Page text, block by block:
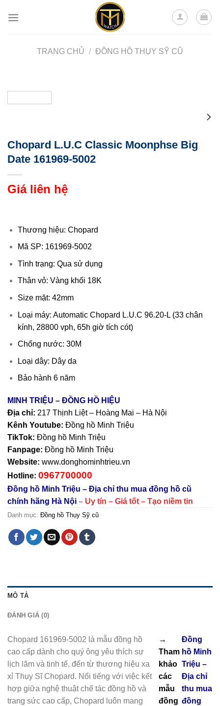
TRANG CHỦ / ĐỒNG HỒ THỤY SỸ CŨ
Chopard L.U.C Classic Moonphse Big
Date 161969-5002
Giá liên hệ
Thương hiệu: Chopard
Mã SP: 161969-5002
Tình trạng: Qua sử dụng
Thân vỏ: Vàng khối 18K
Size mặt: 42mm
Loại máy: Automatic Chopard L.U.C 96.20-L (33 chân
kính, 28800 vph, 65h giờ tích cót)
Chống nước: 30M
Loại dây: Dây da
Bảo hành 6 năm
MINH TRIỆU – ĐỒNG HỒ HIỆU
Địa chỉ: 217 Thịnh Liệt – Hoàng Mai – Hà Nội
Kênh Youtube: Đồng hồ Minh Triệu
TikTok: Đồng hồ Minh Triệu
Fanpage: Đồng hồ Minh Triệu
Website: www.donghominhtrieu.vn
Hotline: 0967700000
Đồng hồ Minh Triệu – Địa chỉ thu mua đồng hồ cũ
chính hãng Hà Nội – Uy tín – Giá tốt – Tạo niềm tin
Danh mục: Đồng hồ Thụy Sỹ cũ
MÔ TẢ
ĐÁNH GIÁ (0)
Chopard 161969-5002 là mẫu đồng hồ
cao cấp dành cho quý ông yêu thích sự
lịch lãm và tinh tế, đến từ thương hiệu xa
xỉ Thụy Sĩ Chopard. Nổi tiếng với việc kết
hợp giữa nghệ thuật chế tác đồng hồ và
trang sức cao cấp, Chopard luôn mang
→
Tham
khảo
các
mẫu
đồng
Đồng
hồ Minh
Triệu –
Địa chỉ
thu mua
đồng